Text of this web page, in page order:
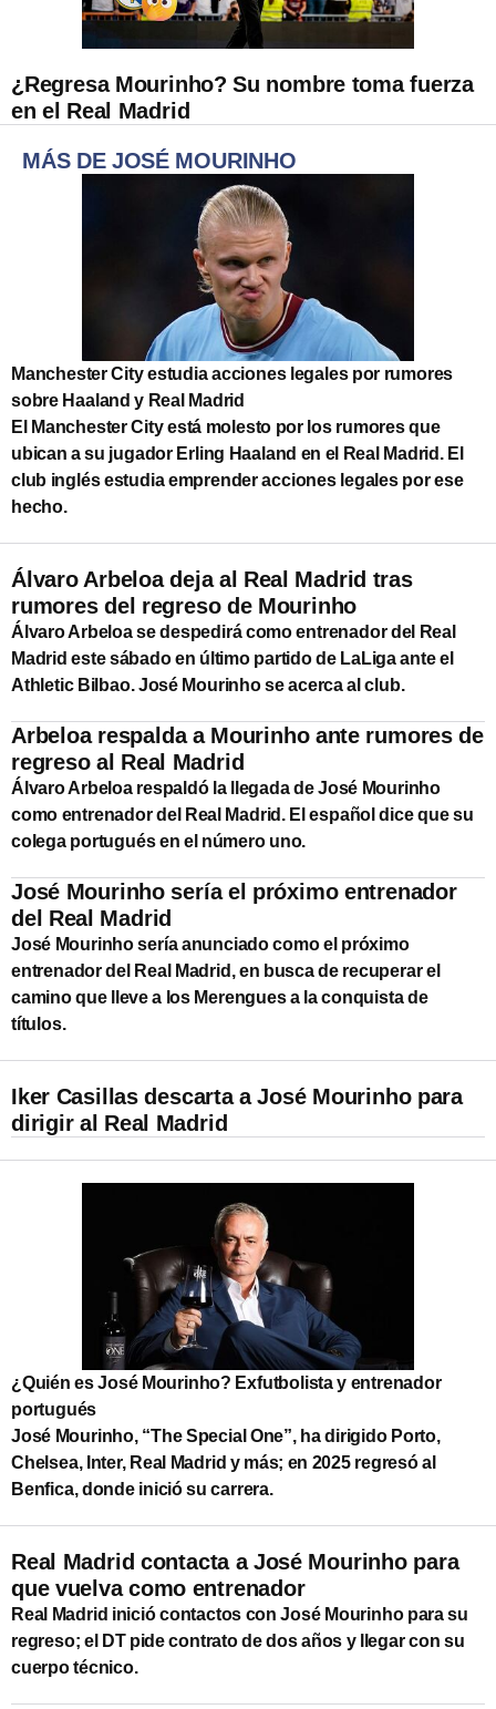
¿Regresa Mourinho? Su nombre toma fuerza
en el Real Madrid
MÁS DE JOSÉ MOURINHO
Manchester City estudia acciones legales por rumores
sobre Haaland y Real Madrid
El Manchester City está molesto por los rumores que
ubican a su jugador Erling Haaland en el Real Madrid. El
club inglés estudia emprender acciones legales por ese
hecho.
Álvaro Arbeloa deja al Real Madrid tras
rumores del regreso de Mourinho
Álvaro Arbeloa se despedirá como entrenador del Real
Madrid este sábado en último partido de LaLiga ante el
Athletic Bilbao. José Mourinho se acerca al club.
Arbeloa respalda a Mourinho ante rumores de
regreso al Real Madrid
Álvaro Arbeloa respaldó la llegada de José Mourinho
como entrenador del Real Madrid. El español dice que su
colega portugués en el número uno.
José Mourinho sería el próximo entrenador
del Real Madrid
José Mourinho sería anunciado como el próximo
entrenador del Real Madrid, en busca de recuperar el
camino que lleve a los Merengues a la conquista de
títulos.
Iker Casillas descarta a José Mourinho para
dirigir al Real Madrid
¿Quién es José Mourinho? Exfutbolista y entrenador
portugués
José Mourinho, “The Special One”, ha dirigido Porto,
Chelsea, Inter, Real Madrid y más; en 2025 regresó al
Benfica, donde inició su carrera.
Real Madrid contacta a José Mourinho para
que vuelva como entrenador
Real Madrid inició contactos con José Mourinho para su
regreso; el DT pide contrato de dos años y llegar con su
cuerpo técnico.